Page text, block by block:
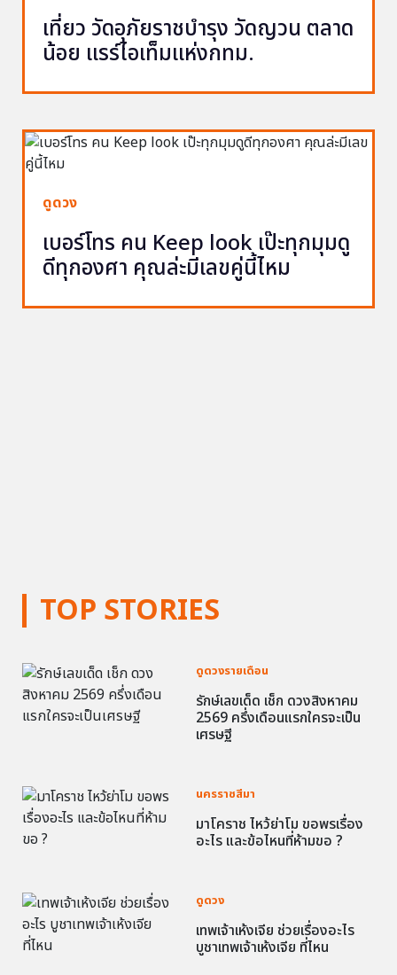
TOP STORIES
ดูดวงรายเดือน
รักษ์เลขเด็ด เช็ก ดวงสิงหาคม
2569 ครึ่งเดือนแรกใครจะเป็น
เศรษฐี
นครราชสีมา
มาโคราช ไหว้ย่าโม ขอพรเรื่อง
อะไร และข้อไหนที่ห้ามขอ ?
ดูดวง
เทพเจ้าเห้งเจีย ช่วยเรื่องอะไร
บูชาเทพเจ้าเห้งเจีย ที่ไหน
เที่ยว วัดอุภัยราชบำรุง วัดญวน ตลาด
น้อย แรร์ไอเท็มแห่งกทม.
ดูดวง
เบอร์โทร คน Keep look เป๊ะทุกมุมดู
ดีทุกองศา คุณล่ะมีเลขคู่นี้ไหม